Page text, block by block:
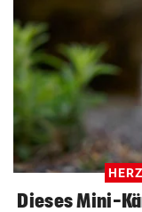
Dieses Mini-